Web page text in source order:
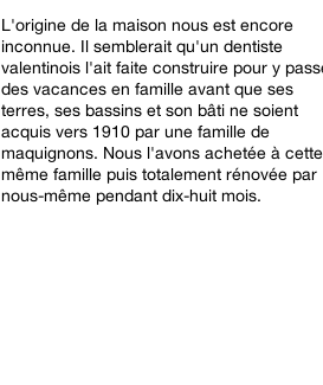
L'origine de la maison nous est encore
inconnue. Il semblerait qu'un dentiste
valentinois l'ait faite construire pour y
des vacances en famille avant que ses
terres, ses bassins et son bâti ne soient
acquis vers 1910 par une famille de
maquignons. Nous l'avons achetée à cette
même famille puis totalement rénovée par
nous-même pendant dix-huit mois.